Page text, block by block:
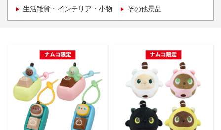
生活雑貨・インテリア・小物 その他景品